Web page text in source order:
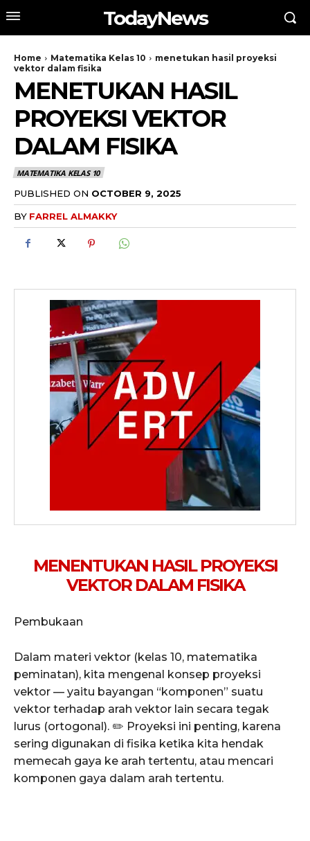
TodayNews
Home Matematika Kelas 10
menetukan hasil proyeksi
vektor dalam fisika
MENETUKAN HASIL
PROYEKSI VEKTOR
DALAM FISIKA
MATEMATIKA KELAS 10
PUBLISHED ON OCTOBER 9, 2025
BY FARREL ALMAKKY
MENENTUKAN HASIL PROYEKSI
VEKTOR DALAM FISIKA
Pembukaan
Dalam materi vektor (kelas 10, matematika
peminatan), kita mengenal konsep proyeksi
vektor — yaitu bayangan “komponen” suatu
vektor terhadap arah vektor lain secara tegak
lurus (ortogonal). ✏️ Proyeksi ini penting, karena
sering digunakan di fisika ketika kita hendak
memecah gaya ke arah tertentu, atau mencari
komponen gaya dalam arah tertentu.